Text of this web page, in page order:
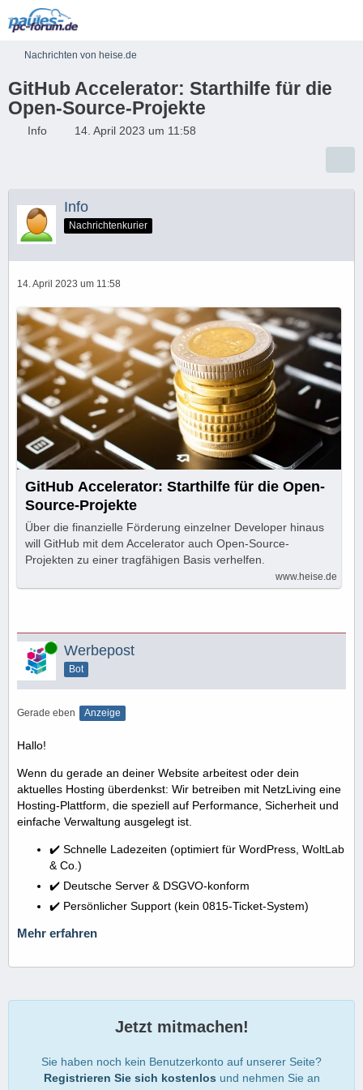
Nachrichten von heise.de
GitHub Accelerator: Starthilfe für die
Open-Source-Projekte
Info 14. April 2023 um 11:58
Info
Nachrichtenkurier
14. April 2023 um 11:58
GitHub Accelerator: Starthilfe für die Open-
Source-Projekte
Über die finanzielle Förderung einzelner Developer hinaus
will GitHub mit dem Accelerator auch Open-Source-
Projekten zu einer tragfähigen Basis verhelfen.
www.heise.de
Online Werbepost
Bot
Gerade eben Anzeige
Hallo!
Wenn du gerade an deiner Website arbeitest oder dein
aktuelles Hosting überdenkst: Wir betreiben mit NetzLiving eine
Hosting-Plattform, die speziell auf Performance, Sicherheit und
einfache Verwaltung ausgelegt ist.
✔️ Schnelle Ladezeiten (optimiert für WordPress, WoltLab
& Co.)
✔️ Deutsche Server & DSGVO-konform
✔️ Persönlicher Support (kein 0815-Ticket-System)
Mehr erfahren
Jetzt mitmachen!
Sie haben noch kein Benutzerkonto auf unserer Seite?
Registrieren Sie sich kostenlos und nehmen Sie an